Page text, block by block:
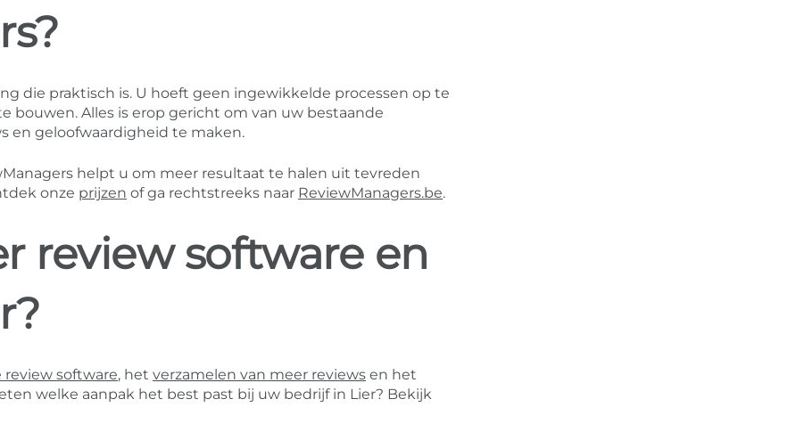
die praktisch is. U hoeft geen ingewikkelde processen op te
Alles is erop gericht om van uw bestaande
en geloofwaardigheid te maken.
helpt u om meer resultaat te halen uit tevreden
onze prijzen of ga rechtstreeks naar ReviewManagers.be.
review software en
review software, het verzamelen van meer reviews en het
welke aanpak het best past bij uw bedrijf in Lier? Bekijk